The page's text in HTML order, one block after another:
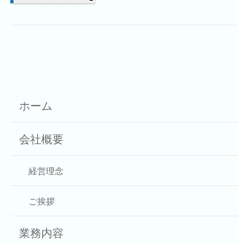
ホーム
会社概要
経営理念
ご挨拶
業務内容